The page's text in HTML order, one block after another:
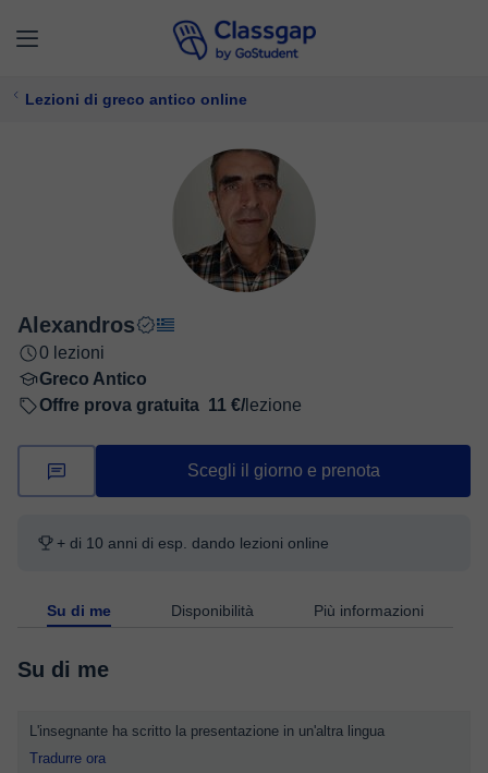
Lezioni di greco antico online
Alexandros
0 lezioni
Greco Antico
Offre prova gratuita 11 €/ lezione
Scegli il giorno e prenota
+ di 10 anni di esp. dando lezioni online
Su di me Disponibilità Più informazioni
Su di me
L'insegnante ha scritto la presentazione in un'altra lingua
Tradurre ora